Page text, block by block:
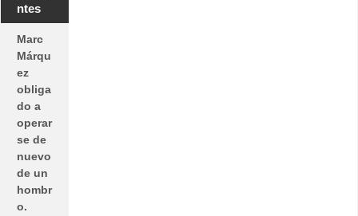
ntes
Marc
Márqu
ez
obliga
do a
operar
se de
nuevo
de un
hombr
o.